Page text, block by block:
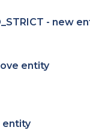
- new
entity
entity